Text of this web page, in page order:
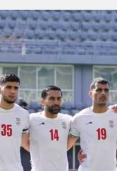
دوري أبطال أوروبا
القسم الثاني
رياضات أخرى